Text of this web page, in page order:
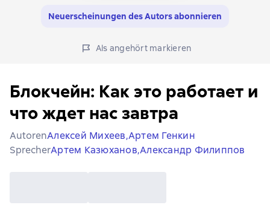
Neuerscheinungen des Autors abonnieren
Als angehört markieren
Блокчейн: Как это работает и
что ждет нас завтра
AutorenАлексей Михеев,Артем Генкин
SprecherАртем Казюханов,Александр Филиппов